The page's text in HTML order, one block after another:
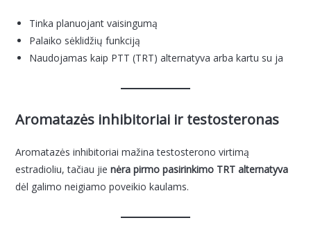
Tinka planuojant vaisingumą
Palaiko sėklidžių funkciją
Naudojamas kaip PTT (TRT) alternatyva arba kartu su ja
Aromatazės inhibitoriai ir testosteronas
Aromatazės inhibitoriai mažina testosterono virtimą
estradioliu, tačiau jienėra pirmo pasirinkimo TRT alternatyva
dėl galimo neigiamo poveikio kaulams.